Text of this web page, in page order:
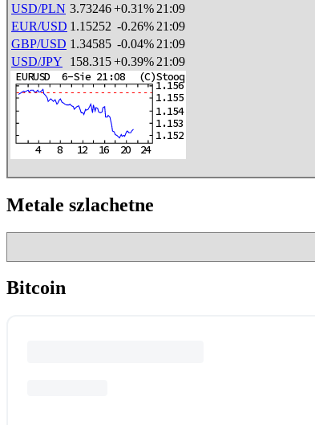
USD/PLN 3.73246+0.31% 21:09
EUR/USD 1.15252 -0.26% 21:09
GBP/USD 1.34585 -0.04% 21:09
USD/JPY
158.315+0.39% 21:09
Metale szlachetne
Bitcoin